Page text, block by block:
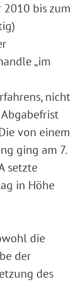
bis zum
„im
nicht
von einem
ging am 7.
setzte
in Höhe
die
der
des